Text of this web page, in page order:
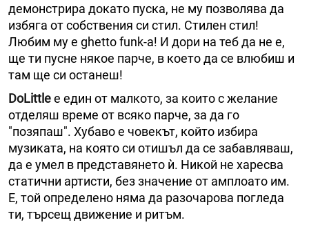
демонстрира докато пуска, не му позволява да
избяга от собствения си стил. Стилен стил!
Любим му е ghetto funk-а! И дори на теб да не е,
ще ти пусне някое парче, в което да се влюбиш и
там ще си останеш!
DoLittleе един от малкото, за които с желание
отделяш време от всяко парче, за да го
"позяпаш". Хубаво е човекът, който избира
музиката, на която си отишъл да се забавляваш,
да е умел в представянето ѝ. Никой не харесва
статични артисти, без значение от амплоато им.
Е, той определено няма да разочарова погледа
ти, търсещ движение и ритъм.